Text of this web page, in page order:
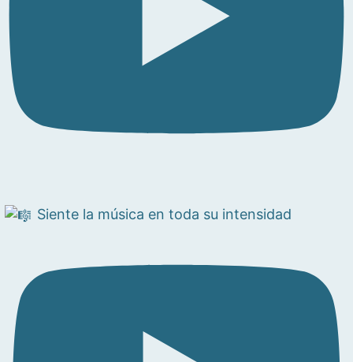
Siente la música en toda su intensidad